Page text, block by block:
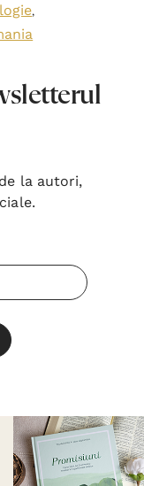
,
la autori,